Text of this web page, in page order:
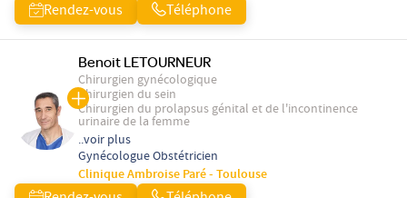
Rendez-vous Téléphone
Benoit LETOURNEUR
Chirurgien gynécologique
Chirurgien du sein
Chirurgien du prolapsus génital et de l'incontinence
urinaire de la femme
..voir plus
Gynécologue Obstétricien
Clinique Ambroise Paré - Toulouse